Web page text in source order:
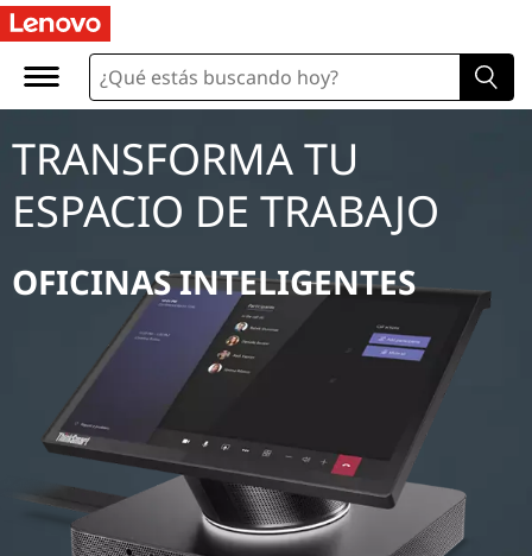
TRANSFORMA TU
ESPACIO DE TRABAJO
OFICINAS INTELIGENTES